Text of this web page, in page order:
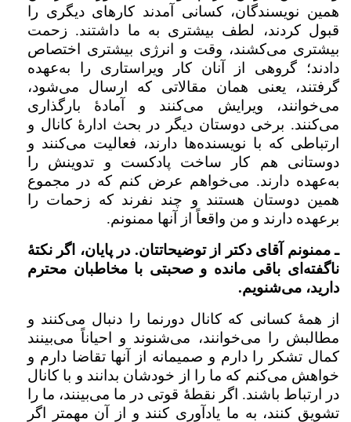
همین نویسندگان، کسانی آمدند کارهای دیگری را
قبول کردند، لطف بیشتری به ما داشتند. زحمت
بیشتری می‌کشند، وقت و انرژی بیشتری اختصاص
دادند؛ گروهی‌ از آنان کار ویراستاری را به‌عهده
گرفتند، یعنی همان مقالاتی که ارسال می‌شود،
می‌خوانند، ویرایش می‌کنند و آمادۀ بارگذاری
می‌کنند. برخی دوستان دیگر در بحث ادارۀ کانال و
ارتباطی که با نویسنده‌ها دارند، فعالیت می‌کنند و
دوستانی هم کار ساخت پادکست و تدوینش را
به‌عهده دارند. می‌خواهم عرض کنم که در مجموع
همین دوستان هستند و چند نفرند که زحمات را
برعهده دارند و من واقعاً از آنها ممنونم.
ـ ممنونم آقای دکتر از توضیحاتتان. در پایان، اگر نکتۀ
ناگفته‌ای باقی مانده و صحبتی با مخاطبان محترم
دارید، می‌شنویم.
از همۀ کسانی که کانال دورنما را دنبال می‌کنند و
مطالبش را می‌خوانند، می‌شنوند و احیاناً می‌بینند
کمال تشکر را دارم و صمیمانه از آنها تقاضا دارم و
خواهش می‌کنم که ما را از خودشان بدانند و با کانال
در ارتباط باشند. اگر نقطۀ قوتی در ما می‌بینند، ما را
تشویق کنند، به ما یادآوری کنند و از آن مهمتر اگر